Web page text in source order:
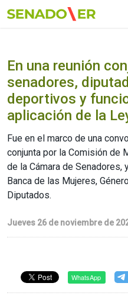
Ir al menú principal
En una reunión
senadores,
deportivos y
aplicación de la
Fue en el marco de una
conjunta por la Comisión de
de la Cámara de
Banca de las Mujeres,
Diputados.
Jueves 26 de noviembre de
WhatsApp